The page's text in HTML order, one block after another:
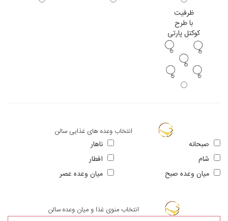
ظرفیت
با طرح
کوکتل پارتی
انتخاب وعده های غذایی سالن
صبحانه
ناهار
شام
افطار
ميان وعده صبح
ميان وعده عصر
انتخاب منوی غذا و میان وعده سالن